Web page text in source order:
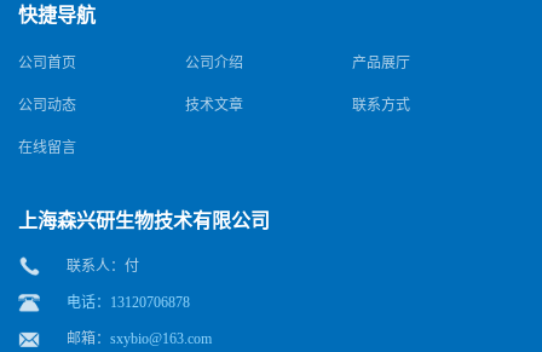
快捷导航
公司首页 公司介绍 产品展厅
公司动态 技术文章 联系方式
在线留言
上海森兴研生物技术有限公司
联系人：付
电话：13120706878
邮箱： sxybio@163.com